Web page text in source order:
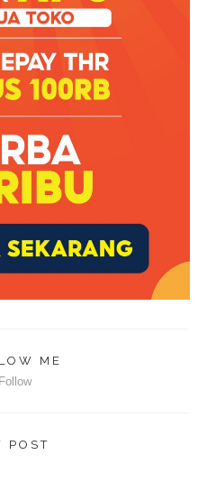
ME
Follow
POST